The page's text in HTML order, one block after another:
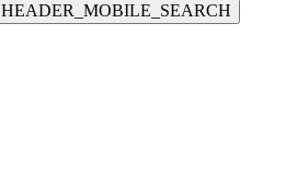
HEADER_MOBILE_SEARCH